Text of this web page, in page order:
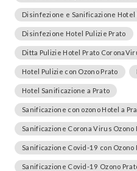
Disinfezione e Sanificazione Hotel
Disinfezione Hotel Pulizie Prato
Ditta Pulizie Hotel Prato
Hotel Pulizie con Ozono Prato
Hotel Sanificazione a Prato
Sanificazione con ozono Hotel a
Sanificazione Corona Virus Ozono
Sanificazione Covid-19 con Ozono
Sanificazione Covid-19 Ozono